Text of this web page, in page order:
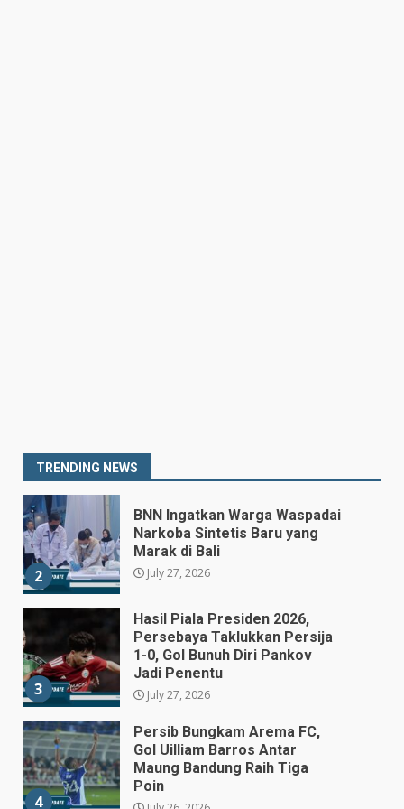
TRENDING NEWS
2
3
Hasil Piala Presiden 2026,
Persebaya Taklukkan Persija
1-0, Gol Bunuh Diri Pankov
Jadi Penentu
July 27, 2026
4
Persib Bungkam Arema FC,
Gol Uilliam Barros Antar
Maung Bandung Raih Tiga
Poin
July 26, 2026
5
Adam Alis Jalani Laga Penuh
Makna Saat Persib Hadapi
Arema FC